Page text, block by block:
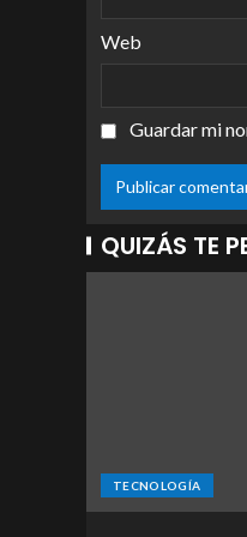
Web
Guardar mi
QUIZÁS TE
TECNOLOGÍA